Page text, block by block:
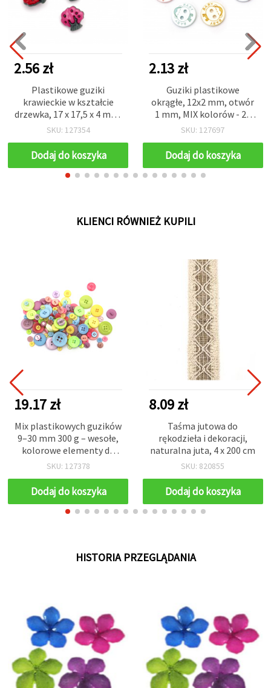
2.56 zł
Plastikowe guziki
krawieckie w kształcie
drzewka, 17 x 17,5 x 4 mm,
otwór 2,5 x 4 mm, mix
SKU: 127354
Dodaj do koszyka
2.13 zł
Guziki plastikowe
okrągłe, 12x2 mm, otwór
1 mm, MIX kolorów - 20
szt.
SKU: 127697
Dodaj do koszyka
KLIENCI RÓWNIEŻ KUPILI
19.17 zł
Mix plastikowych guzików
9–30 mm 300 g – wesołe,
kolorowe elementy do
DIY, scrapbookingu i
SKU: 127378
Dodaj do koszyka
8.09 zł
Taśma jutowa do
rękodzieła i dekoracji,
naturalna juta, 4 x 200 cm
SKU: 820855
Dodaj do koszyka
HISTORIA PRZEGLĄDANIA